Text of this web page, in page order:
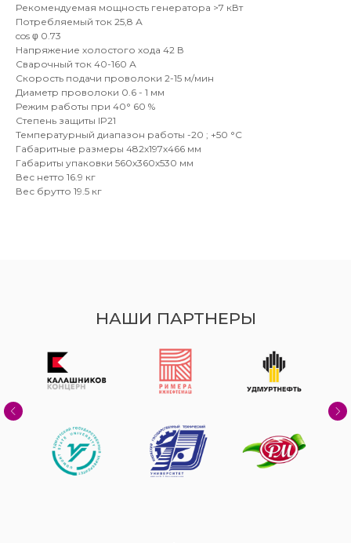
Рекомендуемая мощность генератора >7 кВт
Потребляемый ток 25,8 А
cos φ 0.73
Напряжение холостого хода 42 В
Сварочный ток 40-160 А
Скорость подачи проволоки 2-15 м/мин
Диаметр проволоки 0.6 - 1 мм
Режим работы при 40° 60 %
Степень защиты IP21
Температурный диапазон работы -20 ; +50 °C
Габаритные размеры 482х197х466 мм
Габариты упаковки 560х360х530 мм
Вес нетто 16.9 кг
Вес брутто 19.5 кг
НАШИ ПАРТНЕРЫ